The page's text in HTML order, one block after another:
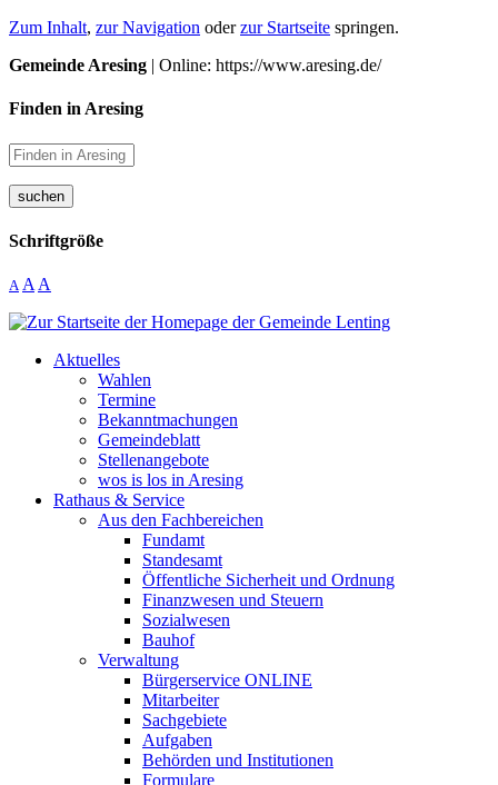
Zum Inhalt, zur Navigation oderzur Startseite springen.
Gemeinde Aresing | Online: https://www.aresing.de/
Finden in Aresing
suchen
Schriftgröße
A A A
Aktuelles
Wahlen
Termine
Bekanntmachungen
Gemeindeblatt
Stellenangebote
wos is los in Aresing
Rathaus & Service
Aus den Fachbereichen
Fundamt
Standesamt
Öffentliche Sicherheit und Ordnung
Finanzwesen und Steuern
Sozialwesen
Bauhof
Verwaltung
Bürgerservice ONLINE
Mitarbeiter
Sachgebiete
Aufgaben
Behörden und Institutionen
Formulare